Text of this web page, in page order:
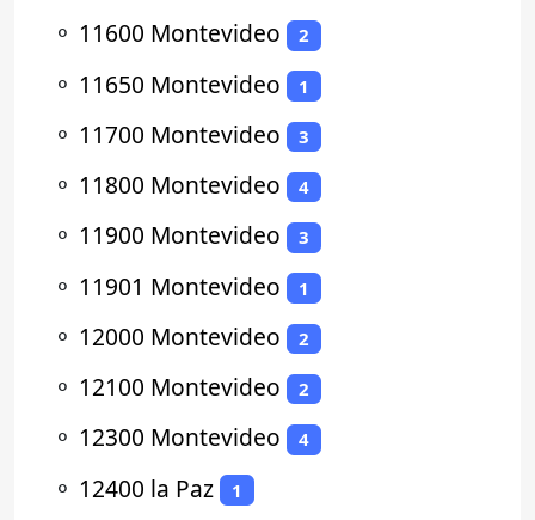
⚬ 11600 Montevideo 2
⚬ 11650 Montevideo 1
⚬ 11700 Montevideo 3
⚬ 11800 Montevideo 4
⚬ 11900 Montevideo 3
⚬ 11901 Montevideo 1
⚬ 12000 Montevideo 2
⚬ 12100 Montevideo 2
⚬ 12300 Montevideo 4
⚬ 12400 la Paz 1